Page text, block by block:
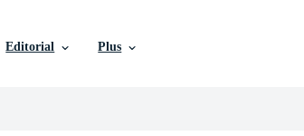
Editorial Plus